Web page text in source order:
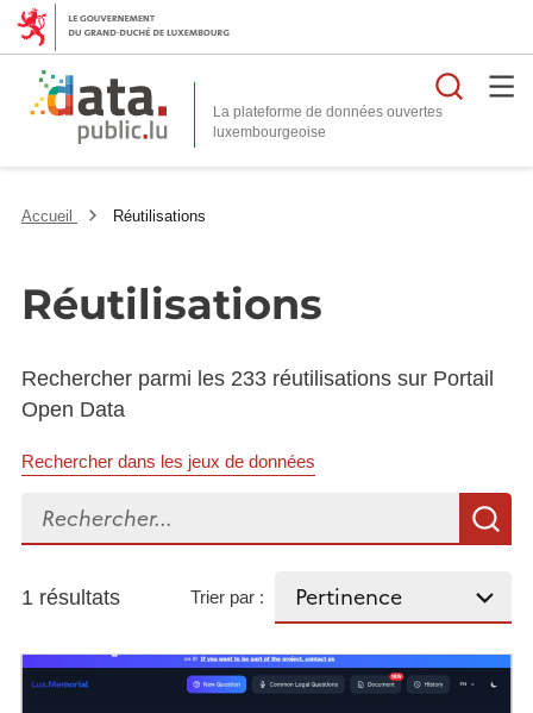
La plateforme de données ouvertes
Accueil Réutilisations
Réutilisations
Rechercher parmi les 233 réutilisations sur Portail
Open Data
Rechercher dans les jeux de données
Rechercher...
1 résultats Trier par :